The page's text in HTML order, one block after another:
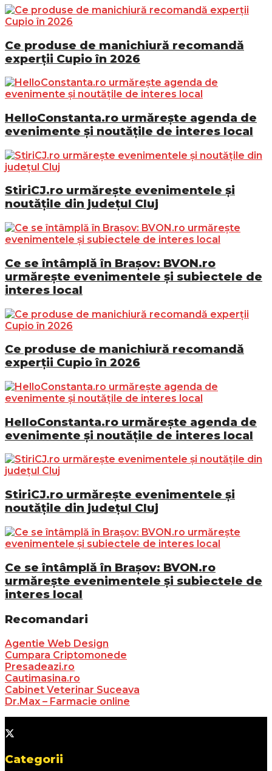
Ce produse de manichiură recomandă
experții Cupio în 2026
HelloConstanta.ro urmărește agenda de
evenimente și noutățile de interes local
StiriCJ.ro urmărește evenimentele și
noutățile din județul Cluj
Ce se întâmplă în Brașov: BVON.ro
urmărește evenimentele și subiectele de
interes local
Ce produse de manichiură recomandă
experții Cupio în 2026
HelloConstanta.ro urmărește agenda de
evenimente și noutățile de interes local
StiriCJ.ro urmărește evenimentele și
noutățile din județul Cluj
Ce se întâmplă în Brașov: BVON.ro
urmărește evenimentele și subiectele de
interes local
Recomandari
Agentie Web Design
Cumpara Criptomonede
Presadeazi.ro
Cautimasina.ro
Cabinet Veterinar Suceava
Dr.Max – Farmacie online
Categorii